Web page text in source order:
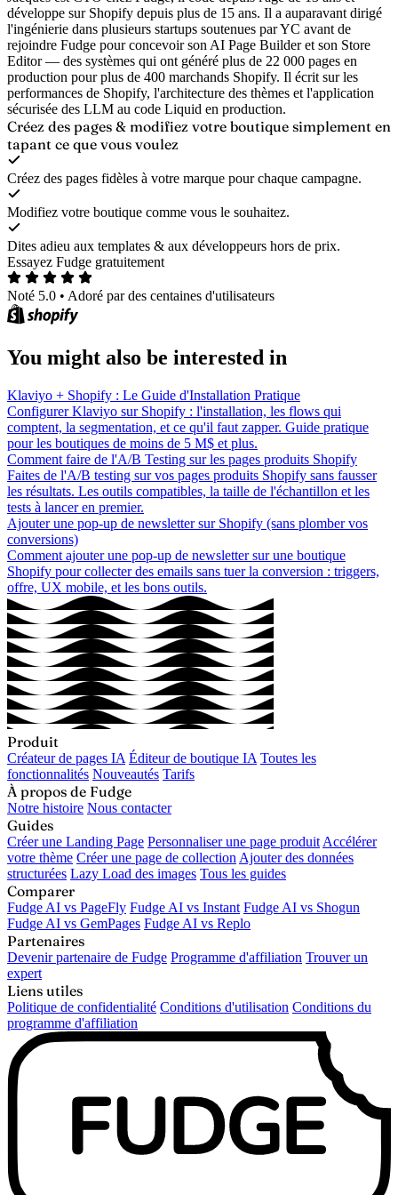
développe sur Shopify depuis plus de 15 ans. Il a auparavant dirigé
l'ingénierie dans plusieurs startups soutenues par YC avant de
rejoindre Fudge pour concevoir son AI Page Builder et son Store
Editor — des systèmes qui ont généré plus de 22 000 pages en
production pour plus de 400 marchands Shopify. Il écrit sur les
performances de Shopify, l'architecture des thèmes et l'application
sécurisée des LLM au code Liquid en production.
Créez des pages & modifiez votre boutique simplement en
tapant ce que vous voulez
Créez des pages fidèles à votre marque pour chaque campagne.
Modifiez votre boutique comme vous le souhaitez.
Dites adieu aux templates & aux développeurs hors de prix.
Essayez Fudge gratuitement
Noté 5.0 • Adoré par des centaines d'utilisateurs
You might also be interested in
Klaviyo + Shopify : Le Guide d'Installation Pratique
Configurer Klaviyo sur Shopify : l'installation, les flows qui
comptent, la segmentation, et ce qu'il faut zapper. Guide pratique
pour les boutiques de moins de 5 M$ et plus.
Comment faire de l'A/B Testing sur les pages produits Shopify
Faites de l'A/B testing sur vos pages produits Shopify sans fausser
les résultats. Les outils compatibles, la taille de l'échantillon et les
tests à lancer en premier.
Ajouter une pop-up de newsletter sur Shopify (sans plomber vos
conversions)
Comment ajouter une pop-up de newsletter sur une boutique
Shopify pour collecter des emails sans tuer la conversion : triggers,
offre, UX mobile, et les bons outils.
Produit
Créateur de pages IA Éditeur de boutique IA Toutes les
fonctionnalités Nouveautés Tarifs
À propos de Fudge
Notre histoire Nous contacter
Guides
Créer une Landing Page Personnaliser une page produit Accélérer
votre thème Créer une page de collection Ajouter des données
structurées Lazy Load des images Tous les guides
Comparer
Fudge AI vs PageFly Fudge AI vs Instant Fudge AI vs Shogun
Fudge AI vs GemPages Fudge AI vs Replo
Partenaires
Devenir partenaire de Fudge Programme d'affiliation Trouver un
expert
Liens utiles
Politique de confidentialité Conditions d'utilisation Conditions du
programme d'affiliation